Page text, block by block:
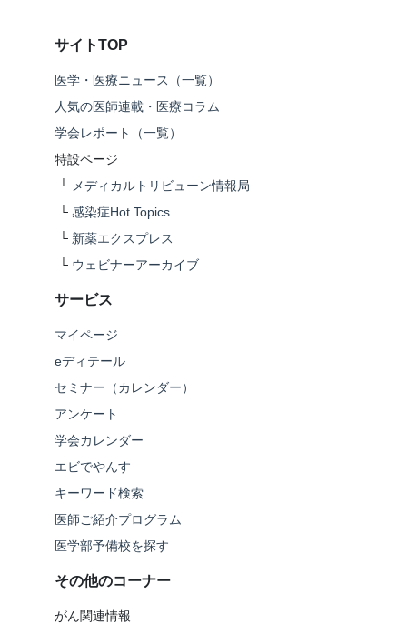
サイトTOP
医学・医療ニュース（一覧）
人気の医師連載・医療コラム
学会レポート（一覧）
特設ページ
└ メディカルトリビューン情報局
└ 感染症Hot Topics
└ 新薬エクスプレス
└ ウェビナーアーカイブ
サービス
マイページ
eディテール
セミナー（カレンダー）
アンケート
学会カレンダー
エビでやんす
キーワード検索
医師ご紹介プログラム
医学部予備校を探す
その他のコーナー
がん関連情報